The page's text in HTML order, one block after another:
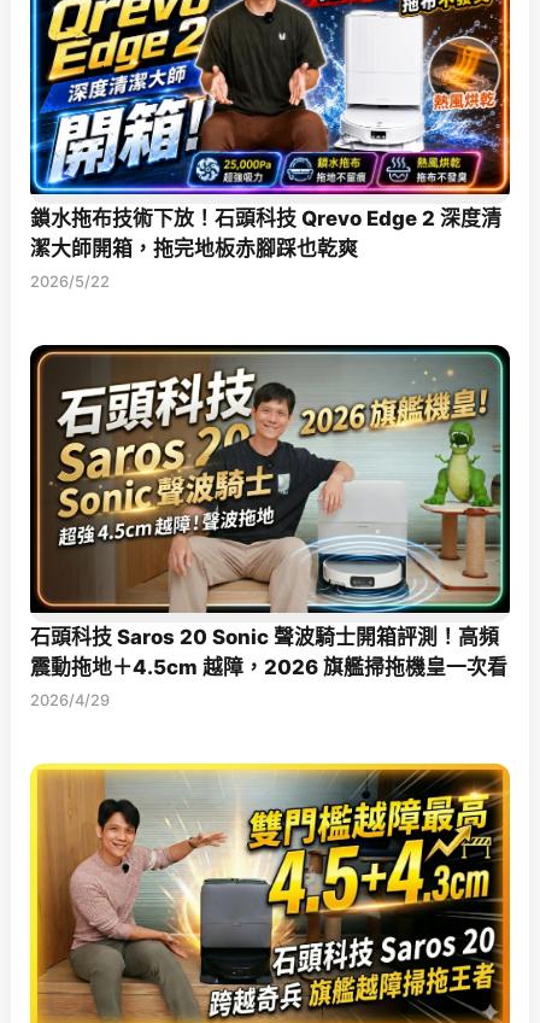
鎖水拖布技術下放！石頭科技 Qrevo Edge 2 深度清
潔大師開箱，拖完地板赤腳踩也乾爽
2026/5/22
石頭科技 Saros 20 Sonic 聲波騎士開箱評測！高頻
震動拖地＋4.5cm 越障，2026 旗艦掃拖機皇一次看
2026/4/29